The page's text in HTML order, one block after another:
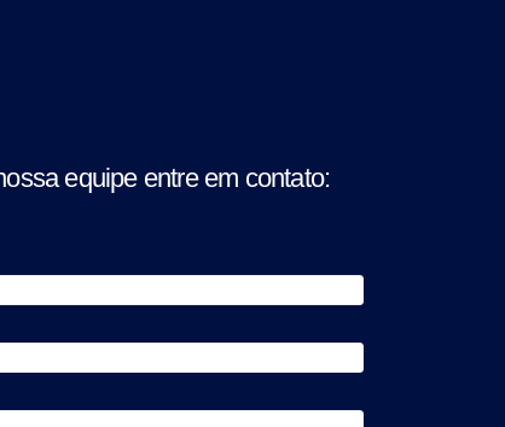
equipe entre em contato: